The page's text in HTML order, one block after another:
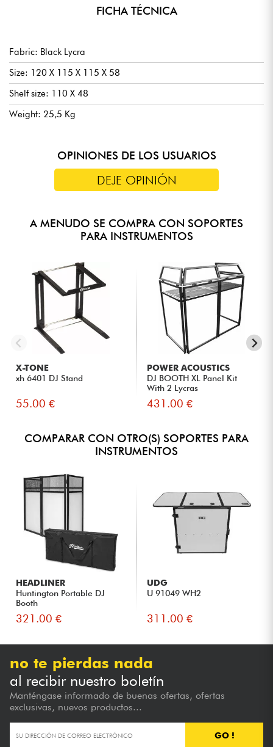
FICHA TÉCNICA
Fabric: Black Lycra
Size: 120 X 115 X 115 X 58
Shelf size: 110 X 48
Weight: 25,5 Kg
OPINIONES DE LOS USUARIOS
DEJE OPINIÓN
A MENUDO SE COMPRA CON SOPORTES
PARA INSTRUMENTOS
X-TONE
xh 6401 DJ Stand
55.00 €
POWER ACOUSTICS
DJ BOOTH XL Panel Kit
With 2 Lycras
431.00 €
COMPARAR CON OTRO(S) SOPORTES PARA
INSTRUMENTOS
HEADLINER
Huntington Portable DJ
Booth
321.00 €
UDG
U 91049 WH2
311.00 €
no te pierdas nada
al recibir nuestro boletín
Manténgase informado de buenas ofertas, ofertas
exclusivas, nuevos productos...
GO !